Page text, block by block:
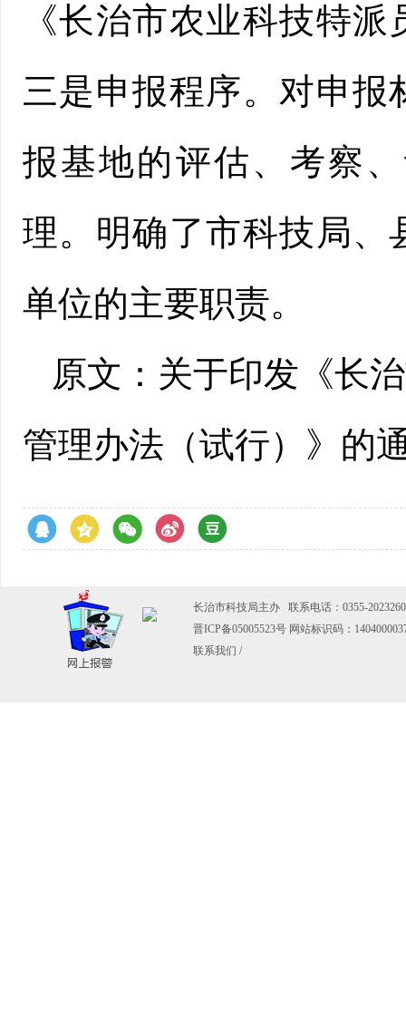
《长治市农业科技特
三是申报程序。对申
报基地的评估、考察
理。明确了市科技局、
单位的主要职责。
原文： 关于印发《长
管理办法（试行）》的
长治市科技局主办 联系电话：0355-2023260
晋ICP备05005523号 网站标识码：
联系我们 /